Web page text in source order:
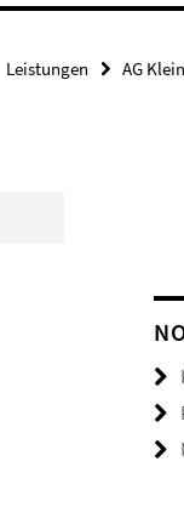
Leistungen AG